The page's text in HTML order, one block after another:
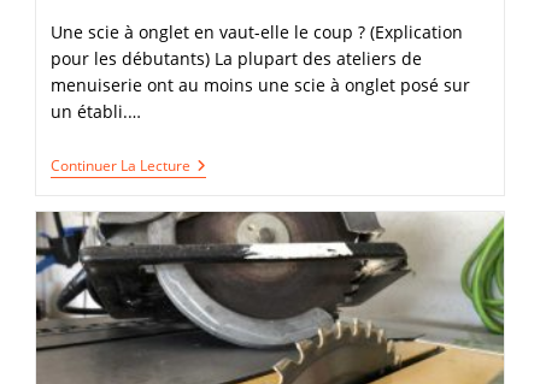
lecture :
Une scie à onglet en vaut-elle le coup ? (Explication
pour les débutants) La plupart des ateliers de
menuiserie ont au moins une scie à onglet posé sur
un établi.…
Continuer La Lecture Est
Ce
Ça
Vaut
Vraiment
Le
Coup
D’acheter
Une
Scie